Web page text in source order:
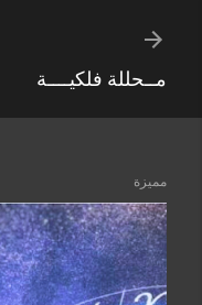
مــحللة فلكيــــة
مميزة